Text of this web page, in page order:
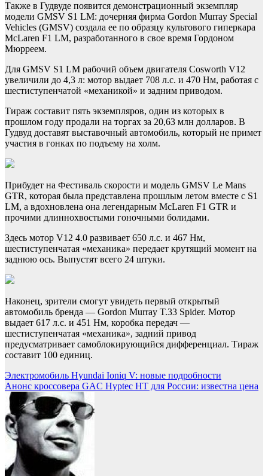
Также в Гудвуде появится демонстрационный экземпляр
модели GMSV S1 LM: дочерняя фирма Gordon Murray Special
Vehicles (GMSV) создала ее по образцу культового гиперкара
McLaren F1 LM, разработанного в свое время Гордоном
Мюрреем.
Для GMSV S1 LM рабочий объем двигателя Cosworth V12
увеличили до 4,3 л: мотор выдает 708 л.с. и 470 Нм, работая с
шестиступенчатой «механикой» и задним приводом.
Тираж составит пять экземпляров, один из которых в
прошлом году продали на торгах за 20,63 млн долларов. В
Гудвуд доставят выставочный автомобиль, который не примет
участия в гонках по подъему на холм.
Прибудет на Фестиваль скорости и модель GMSV Le Mans
GTR, которая была представлена прошлым летом вместе с S1
LM, а вдохновлена она легендарным McLaren F1 GTR и
прочими длиннохвостыми гоночными болидами.
Здесь мотор V12 4.0 развивает 650 л.с. и 467 Нм,
шестиступенчатая «механика» передает крутящий момент на
заднюю ось. Выпустят всего 24 штуки.
Наконец, зрители смогут увидеть первый открытый
автомобиль бренда — Gordon Murray T.33 Spider. Мотор
выдает 617 л.с. и 451 Нм, коробка передач —
шестиступенчатая «механика», задний привод
предусматривает самоблокирующийся дифференциал. Тираж
составит 100 единиц.
Навигация
по
записям
Электромобиль Hyundai Ioniq V: новые подробности
Анонс кроссовера GAC Hyptec HT для России: известна цена